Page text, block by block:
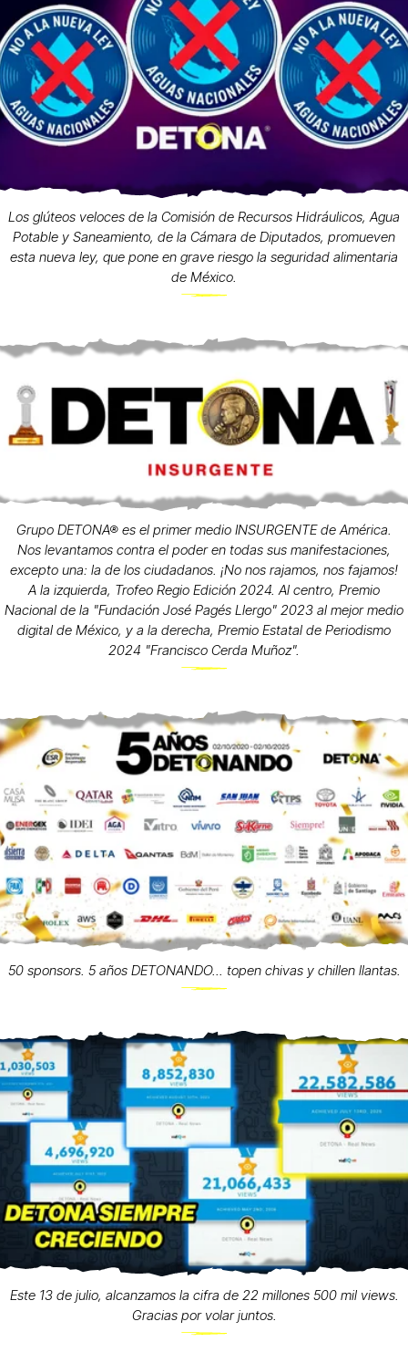
Los glúteos veloces de la Comisión de Recursos Hidráulicos, Agua
Potable y Saneamiento, de la Cámara de Diputados, promueven
esta nueva ley, que pone en grave riesgo la seguridad alimentaria
de México.
Grupo DETONA® es el primer medio INSURGENTE de América.
Nos levantamos contra el poder en todas sus manifestaciones,
excepto una: la de los ciudadanos. ¡No nos rajamos, nos fajamos!
A la izquierda, Trofeo Regio Edición 2024. Al centro, Premio
Nacional de la "Fundación José Pagés Llergo" 2023 al mejor medio
digital de México, y a la derecha, Premio Estatal de Periodismo
2024 "Francisco Cerda Muñoz".
50 sponsors. 5 años DETONANDO... topen chivas y chillen llantas.
Este 13 de julio, alcanzamos la cifra de 22 millones 500 mil views.
Gracias por volar juntos.